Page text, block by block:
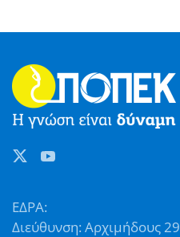
ΕΔΡΑ:
Διεύθυνση: Αρχιμήδους 29